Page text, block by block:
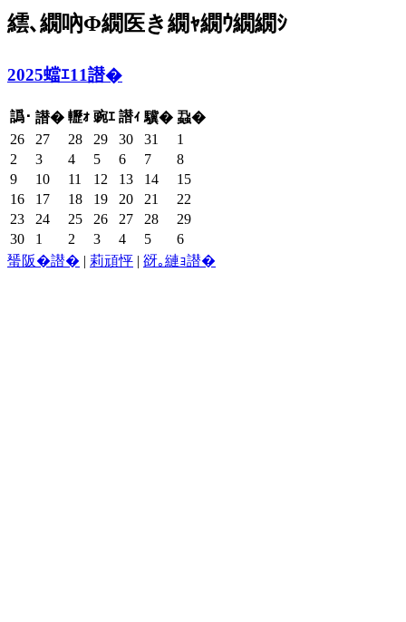
繧､繝吶Φ繝医き繝ｬ繝ｳ繝繝ｼ
2025蟷ｴ11譛�
譌･ 譛� 轣ｫ 豌ｴ 譛ｨ 驥� 蝨�
26
27 28 29 30 31
1
2
3 4 5 6 7
8
9
10 11 12 13 14
15
16
17 18 19 20 21
22
23
24 25 26 27 28
29
30
1 2 3 4 5
6
蜑阪�譛� | 莉頑怦 | 谺｡縺ｮ譛�